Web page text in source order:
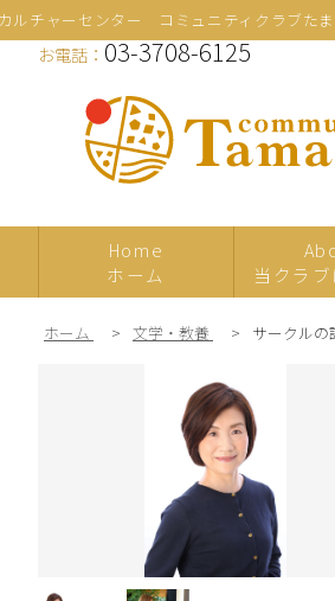
ルチャーセンター コミュニティクラブた
お電話： 03-3708-6125
Home
ホーム
当クラ
プレ体験
日本の伝統文
化
ホーム > 文学・教養 > サークルの